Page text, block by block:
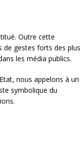
Outre cette
de gestes forts des plus
les média publics.
nous appelons à un
symbolique du